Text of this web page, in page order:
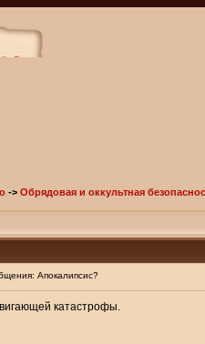
-> Обрядовая и оккультная
Апокалипсис?
катастрофы.